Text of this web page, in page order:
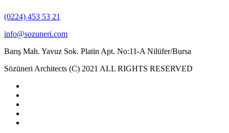
(0224) 453 53 21
info@sozuneri.com
Barış Mah. Yavuz Sok. Platin Apt. No:11-A Nilüfer/Bursa
Sözüneri Architects (C) 2021 ALL RIGHTS RESERVED